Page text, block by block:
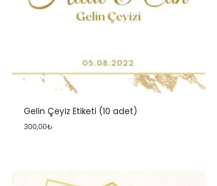
Gelin Çeyiz Etiketi (10 adet)
300,00₺